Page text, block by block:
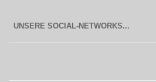
UNSERE SOCIAL-NETWORKS...